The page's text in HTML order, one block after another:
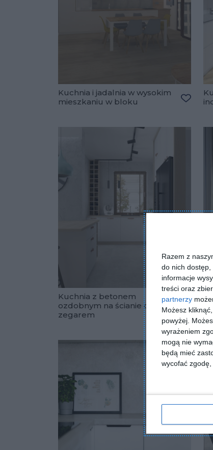
Razem z
do nich
informacje
treści oraz
partnerzy
Możesz
powyżej.
wyrażeniem
mogą nie
będą mieć
wycofać
Kuchnia i jadalnia w wysokim
mieszkaniu w bloku
Dodaj
Kuchnia z betonem
ozdobnym na ścianie oraz
zegarem
Dodaj